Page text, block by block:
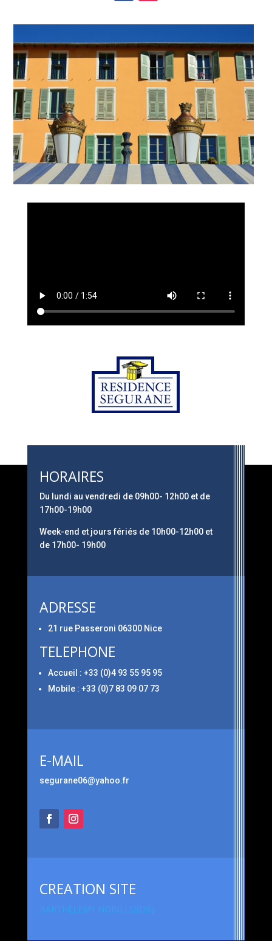
HORAIRES
Du lundi au vendredi de 09h00- 12h00 et de
17h00-19h00
Week-end et jours fériés de 10h00-12h00 et
de 17h00- 19h00
ADRESSE
21 rue Passeroni 06300 Nice
TELEPHONE
Accueil : +33 (0)4 93 55 95 95
Mobile : +33 (0)7 83 09 07 73
E-MAIL
segurane06@yahoo.fr
CREATION SITE
BARTHELEMY NOBILI (2020)